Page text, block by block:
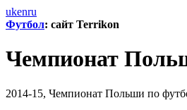
ukenru
Футбол: сайт Terrikon
Чемпионат
2014-15, Чемпионат Польши по